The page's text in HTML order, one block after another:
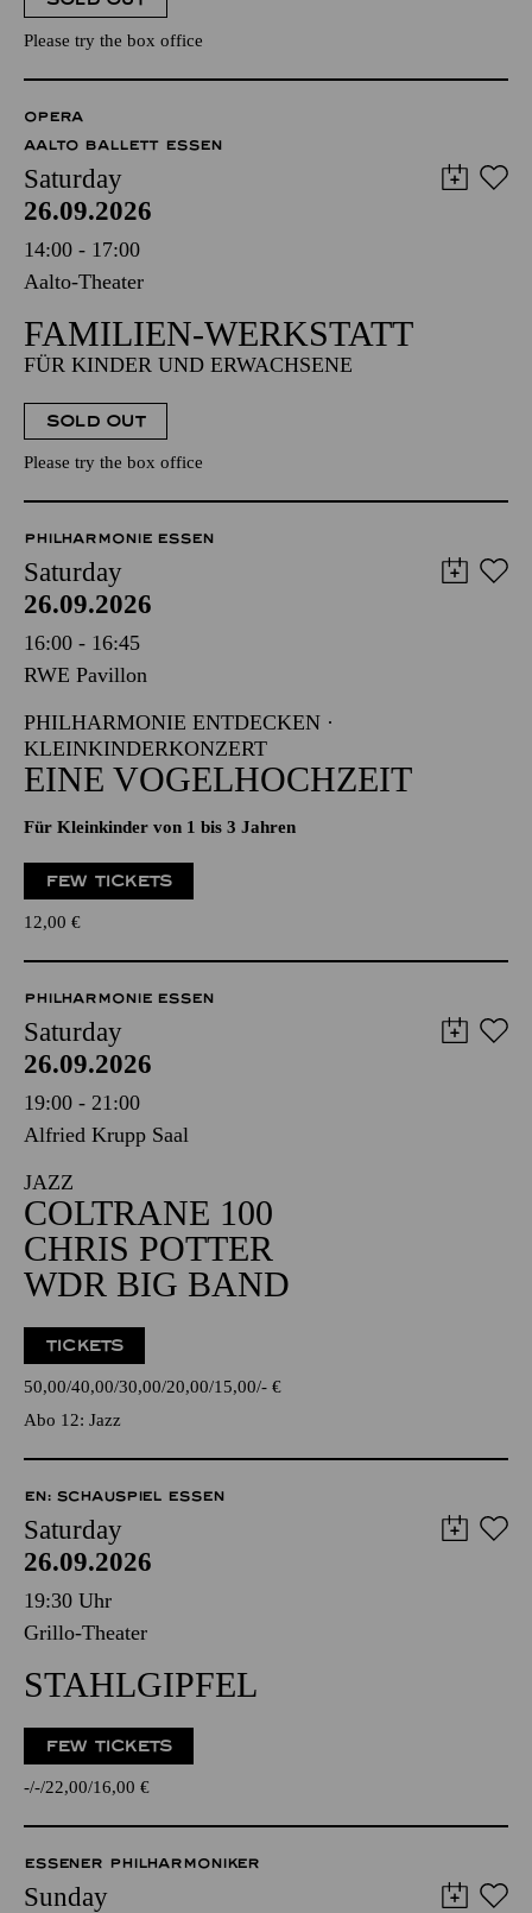
Please try the box office
OPERA
AALTO BALLETT ESSEN
Saturday
26.09.2026
14:00 - 17:00
Aalto-Theater
FAMILIEN-WERKSTATT
FÜR KINDER UND ERWACHSENE
SOLD OUT
Please try the box office
PHILHARMONIE ESSEN
Saturday
26.09.2026
16:00 - 16:45
RWE Pavillon
PHILHARMONIE ENTDECKEN ·
KLEINKINDERKONZERT
EINE VOGELHOCHZEIT
Für Kleinkinder von 1 bis 3 Jahren
FEW TICKETS
12,00 €
PHILHARMONIE ESSEN
Saturday
26.09.2026
19:00 - 21:00
Alfried Krupp Saal
JAZZ
COLTRANE 100
CHRIS POTTER
WDR BIG BAND
TICKETS
50,00 40,00 30,00 20,00 15,00 - €
Abo 12: Jazz
EN: SCHAUSPIEL ESSEN
Saturday
26.09.2026
19:30 Uhr
Grillo-Theater
STAHLGIPFEL
FEW TICKETS
- - 22,00 16,00 €
ESSENER PHILHARMONIKER
Sunday